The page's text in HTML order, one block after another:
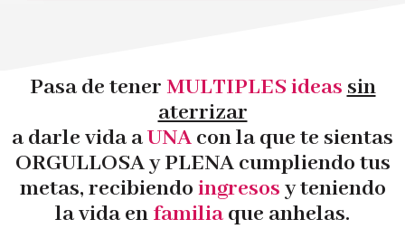
Pasa de tenerMULTIPLES ideas sin
aterrizar
a darle vida aUNAcon la que te sientas
ORGULLOSA y PLENA cumpliendo tus
metas, recibiendoingresosy teniendo
la vida enfamiliaque anhelas.